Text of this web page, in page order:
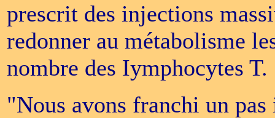
prescrit des injections
redonner au métabolisme
nombre des Iymphocytes T.
"Nous avons franchi un